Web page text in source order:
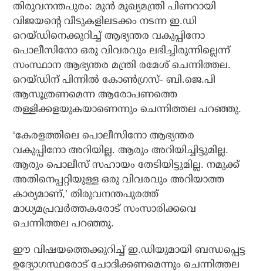
തിരുവനന്തപുരം: മുന്‍ മുഖ്യമന്ത്രി പിണറായി
വിജയന്റെ വീടുകളിലടക്കം നടന്ന ഇ.ഡി
റെയ്ഡിനെക്കുറിച്ച് ആഭ്യന്തര വകുപ്പിനോ
പൊലീസിനോ ഒരു വിവരവും ലഭിച്ചിരുന്നില്ലെന്ന്
സംസ്ഥാന ആഭ്യന്തര മന്ത്രി രമേശ് ചെന്നിത്തല.
റെയ്ഡിന് പിന്നില്‍ കോണ്‍ഗ്രസ്- ബി.ജെ.പി
ആസൂത്രണമെന്ന ആരോപണത്തെ
തള്ളിക്കളയുകയാണെന്നും ചെന്നിത്തല പറഞ്ഞു.
‘കേരളത്തിലെ പൊലീസിനോ ആഭ്യന്തര
വകുപ്പിനോ അറിയില്ല. ആരും അറിയിച്ചിട്ടുമില്ല.
ആരും പൊലീസ് സഹായം തേടിയിട്ടുമില്ല. നമുക്ക്
അതിനെപ്പറ്റിയുള്ള ഒരു വിവരവും അറിയാത്ത
കാര്യമാണ്,’ തിരുവനന്തപുരത്ത്
മാധ്യമപ്രവര്‍ത്തകരോട് സംസാരിക്കവെ
ചെന്നിത്തല പറഞ്ഞു.
ഈ വിഷയത്തെക്കുറിച്ച് ഇ.ഡിയുമായി ബന്ധപ്പെട്ട
ഉദ്യോഗസ്ഥരോട് ചോദിക്കണമെന്നും ചെന്നിത്തല